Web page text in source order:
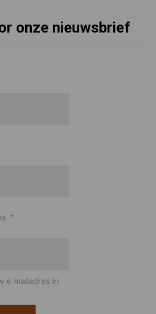
onze nieuwsbrief
*
e-mailadres in